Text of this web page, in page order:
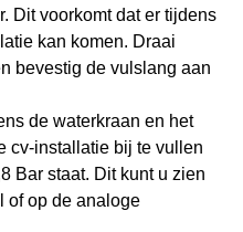
Dit voorkomt dat er tijdens
kan komen. Draai
bevestig de vulslang aan
de waterkraan en het
cv-installatie bij te vullen
Bar staat. Dit kunt u zien
of op de analoge